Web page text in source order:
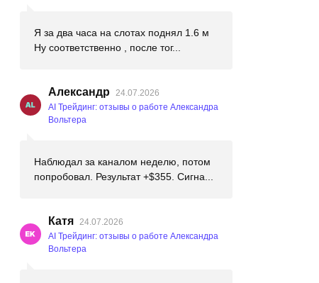
Я за два часа на слотах поднял 1.6 м
Ну соответственно , после тог...
Александр
24.07.2026
AI Трейдинг: отзывы о работе Александра
Вольтера
Наблюдал за каналом неделю, потом
попробовал. Результат +$355. Сигна...
Катя 24.07.2026
AI Трейдинг: отзывы о работе Александра
Вольтера